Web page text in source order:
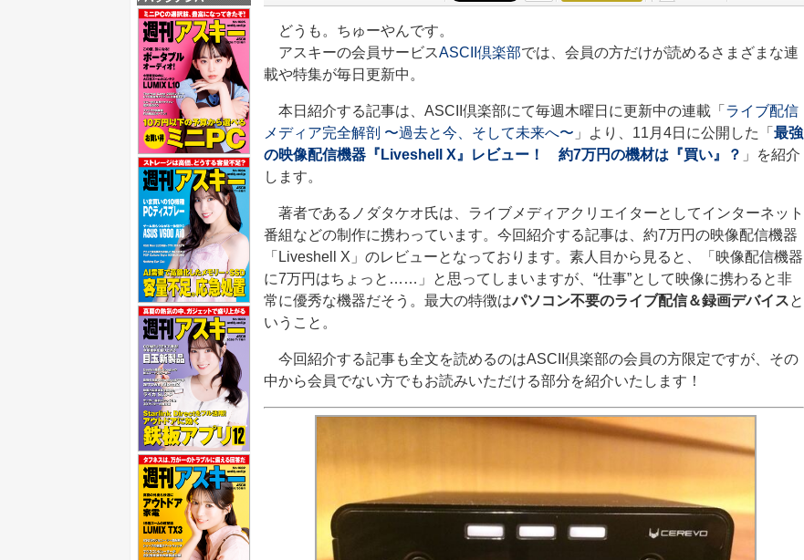
どうも。ちゅーやんです。
アスキーの会員サービスASCII倶楽部では、会員の方だけが読めるさまざまな連
載や特集が毎日更新中。
本日紹介する記事は、ASCII倶楽部にて毎週木曜日に更新中の連載「 ライブ配信
メディア完全解剖 〜過去と今、そして未来へ〜 」より、11月4日に公開した「 最強
の映像配信機器『Liveshell X』レビュー！ 約7万円の機材は『買い』？ 」を紹介
します。
著者であるノダタケオ氏は、ライブメディアクリエイターとしてインターネット
番組などの制作に携わっています。今回紹介する記事は、約7万円の映像配信機器
「Liveshell X」のレビューとなっております。素人目から見ると、「映像配信機器
に7万円はちょっと……」と思ってしまいますが、“仕事”として映像に携わると非
常に優秀な機器だそう。最大の特徴はパソコン不要のライブ配信＆録画デバイスと
いうこと。
今回紹介する記事も全文を読めるのはASCII倶楽部の会員の方限定ですが、その
中から会員でない方でもお読みいただける部分を紹介いたします！
バックナンバー